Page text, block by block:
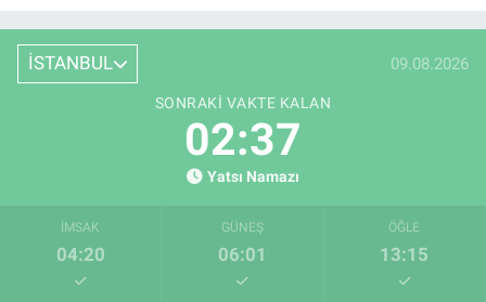
İSTANBUL 09.08.2026
SONRAKI VAKTE KALAN
02:36
Yatsı Namazı
İMSAK
04:20
GÜNEŞ
06:01
ÖĞLE
13:15